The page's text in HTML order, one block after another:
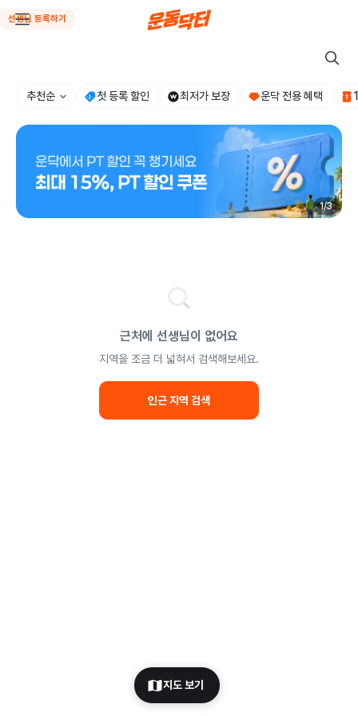
선생님 등록하기
추천순 첫 등록 할인 최저가 보장 운닥 전용 혜택
지도 보기
1/3
근처에 선생님이 없어요
지역을 조금 더 넓혀서 검색해보세요.
인근 지역 검색